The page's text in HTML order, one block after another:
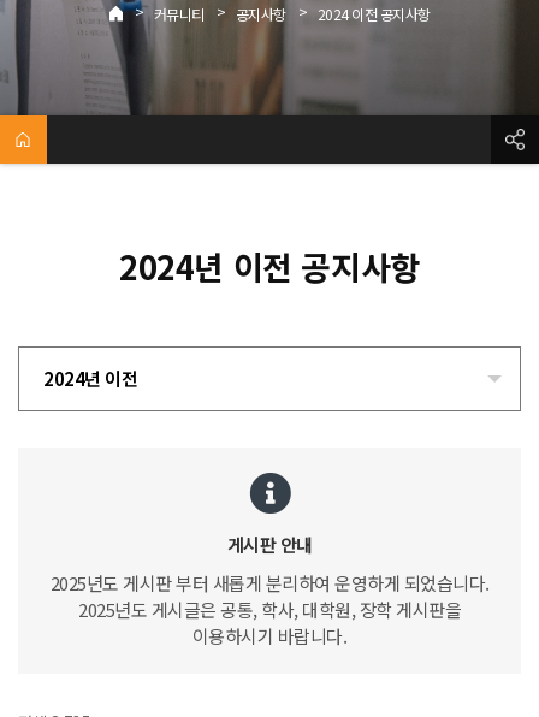
> 커뮤니티 > 공지사항 > 2024 이전 공지사항
2024년 이전 공지사항
2024년 이전
게시판 안내
2025년도 게시판 부터 새롭게 분리하여 운영하게 되었습니다.
2025년도 게시글은 공통, 학사, 대학원, 장학 게시판을
이용하시기 바랍니다.